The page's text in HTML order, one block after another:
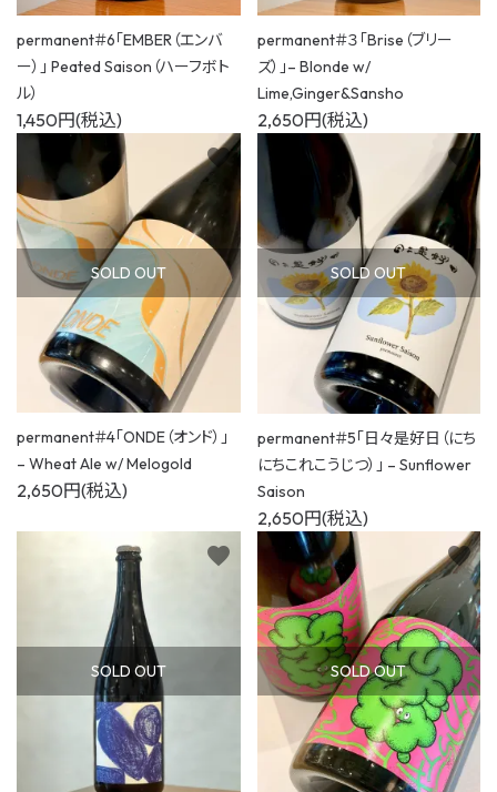
permanent＃6「EMBER（エンバ
ー）」 Peated Saison（ハーフボト
ル）
1,450円(税込)
permanent＃３「Brise（ブリー
ズ）」– Blonde w/
Lime,Ginger&Sansho
2,650円(税込)
SOLD OUT
permanent＃4「ONDE（オンド）」
– Wheat Ale w/ Melogold
2,650円(税込)
favorite
SOLD OUT
permanent＃5「日々是好日（にち
にちこれこうじつ）」 – Sunflower
Saison
2,650円(税込)
favorite
SOLD OUT
favorite
SOLD OUT
favorite